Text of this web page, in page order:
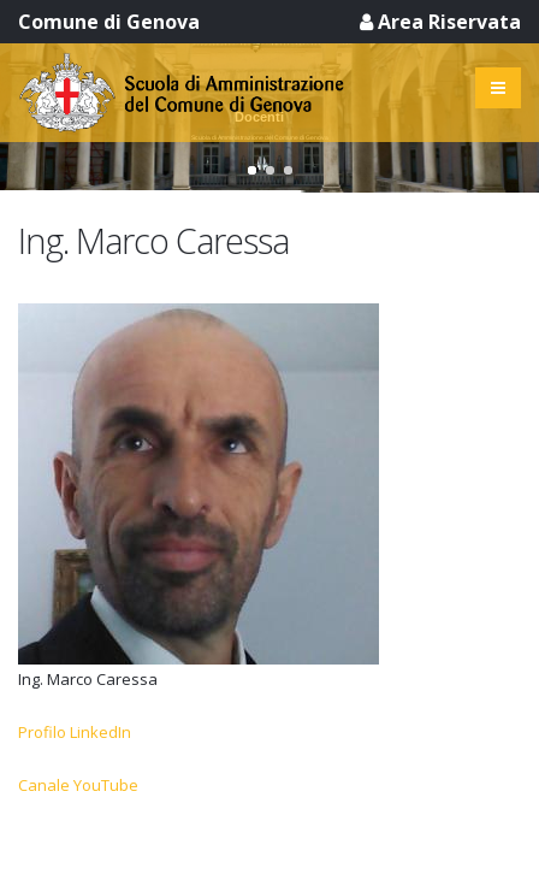
Comune di Genova Area Riservata
Docenti
Scuola di Amministrazione del Comune di Genova
Ing. Marco Caressa
Ing. Marco Caressa
Profilo LinkedIn
Canale YouTube